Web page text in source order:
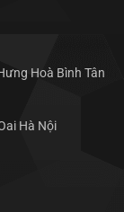
Hoà Bình Tân
Hà Nội